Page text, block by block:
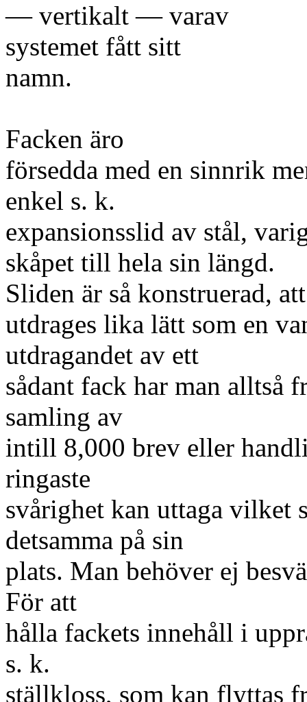
— vertikalt — varav
systemet fått sitt
namn.
Facken äro
försedda med en sinnrik
enkel s. k.
expansionsslid av stål,
skåpet till hela sin längd.
Sliden är så konstruerad,
utdrages lika lätt som en
utdragandet av ett
sådant fack har man alltså
samling av
intill 8,000 brev eller
ringaste
svårighet kan uttaga vilket
detsamma på sin
plats. Man behöver ej
För att
hålla fackets innehåll i
s. k.
ställkloss, som kan flyttas